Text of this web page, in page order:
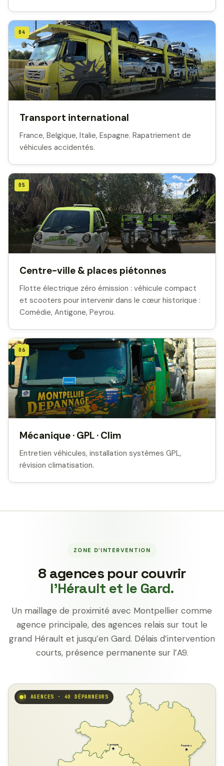
04
Transport international
France, Belgique, Italie, Espagne. Rapatriement de
véhicules accidentés.
05
Centre-ville & places piétonnes
Flotte électrique zéro émission : véhicule compact
et scooters pour intervenir dans le cœur historique :
Comédie, Antigone, Peyrou.
06
Mécanique · GPL · Clim
Entretien véhicules, installation systèmes GPL,
révision climatisation.
ZONE D’INTERVENTION
8 agences pour couvrir
l’Hérault et le Gard.
Un maillage de proximité avec Montpellier comme
agence principale, des agences relais sur tout le
grand Hérault et jusqu’en Gard. Délais d’intervention
courts, présence permanente sur l’A9.
Laroque Fournès
8 AGENCES · 40 DÉPANNEURS